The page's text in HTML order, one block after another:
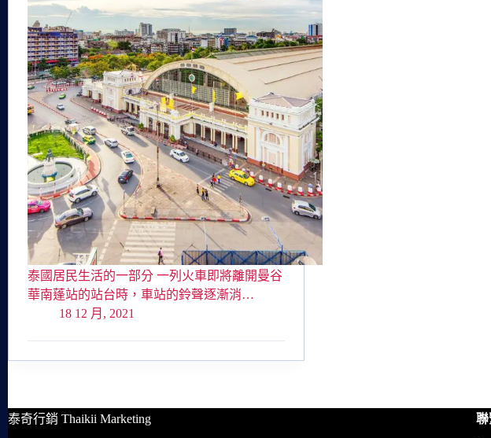
泰國居民生活的一部分 一列火車即將離開曼谷
華南蓬站的站台時，車站的鈴聲逐漸消…
18 12 月, 2021
泰奇行銷 Thaikii Marketing
聯